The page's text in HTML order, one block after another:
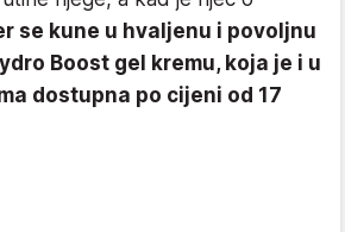
se kune u hvaljenu i povoljnu
Boost gel kremu, koja je i u
dostupna po cijeni od 17